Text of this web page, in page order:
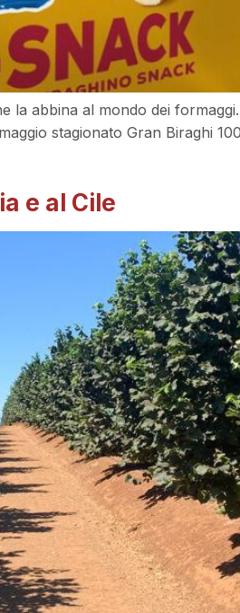
abbina al mondo dei
stagionato Gran Biraghi
e al Cile